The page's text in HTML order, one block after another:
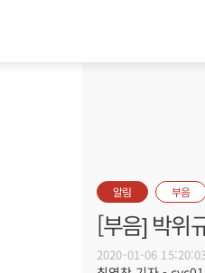
알림 부음
[부음] 박위
2020-01-06